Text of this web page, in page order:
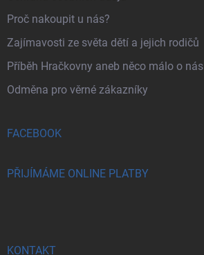
Proč nakoupit u nás?
Zajímavosti ze světa dětí a jejich rodičů
Příběh Hračkovny aneb něco málo o nás
Odměna pro věrné zákazníky
FACEBOOK
PŘIJÍMÁME ONLINE PLATBY
KONTAKT